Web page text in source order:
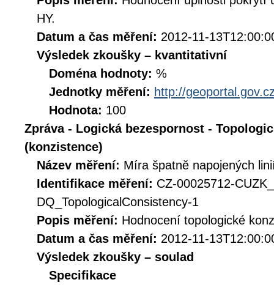
HY.
Datum a čas měření: 2012-11-
Výsledek zkoušky – kvantitativní
Doména hodnoty: %
Jednotky měření: http://
Hodnota: 100
Zpráva - Logická bezespornost -
(konzistence)
Název měření: Míra špatně napojených
Identifikace měření: CZ-00025712-
DQ_TopologicalConsistency-1
Popis měření: Hodnocení topologické
Datum a čas měření: 2012-11-
Výsledek zkoušky – soulad
Specifikace